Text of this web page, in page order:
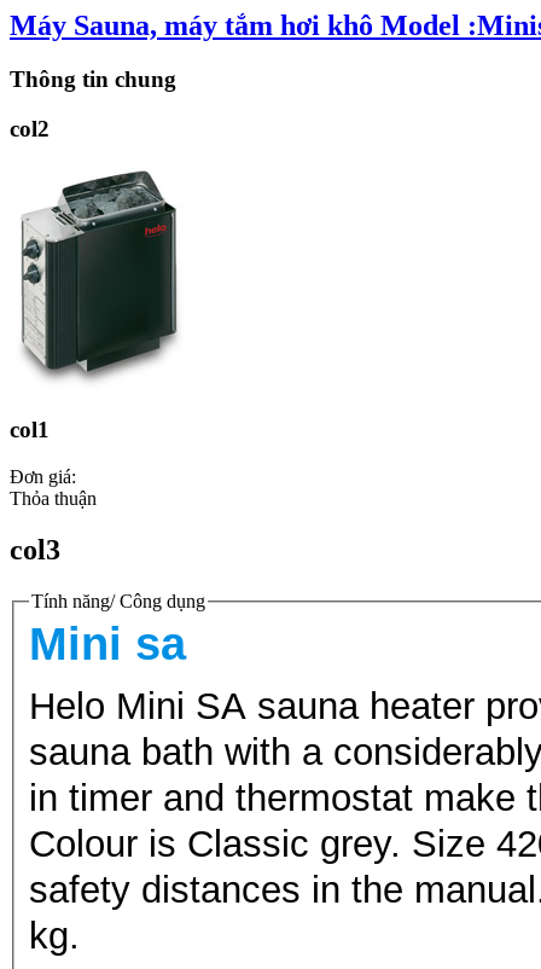
Máy Sauna, máy tắm hơi khô Model
Thông tin chung
col2
col1
Đơn giá:
Thỏa thuận
col3
Tính năng/ Công dụng
Mini sa
Helo Mini SA sauna heater
sauna bath with a
in timer and thermostat make
Colour is Classic grey. Size
safety distances in the
kg.